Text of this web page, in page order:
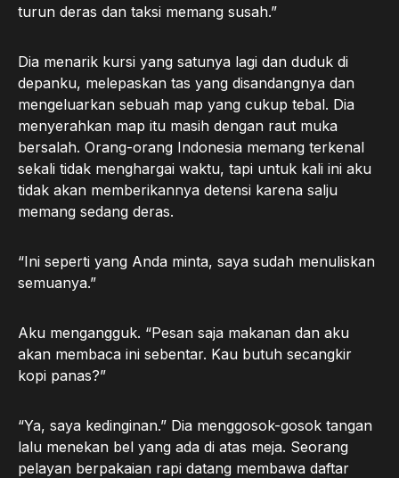
turun deras dan taksi memang susah.”
Dia menarik kursi yang satunya lagi dan duduk di
depanku, melepaskan tas yang disandangnya dan
mengeluarkan sebuah map yang cukup tebal. Dia
menyerahkan map itu masih dengan raut muka
bersalah. Orang-orang Indonesia memang terkenal
sekali tidak menghargai waktu, tapi untuk kali ini aku
tidak akan memberikannya detensi karena salju
memang sedang deras.
“Ini seperti yang Anda minta, saya sudah menuliskan
semuanya.”
Aku mengangguk. “Pesan saja makanan dan aku
akan membaca ini sebentar. Kau butuh secangkir
kopi panas?”
“Ya, saya kedinginan.” Dia menggosok-gosok tangan
lalu menekan bel yang ada di atas meja. Seorang
pelayan berpakaian rapi datang membawa daftar